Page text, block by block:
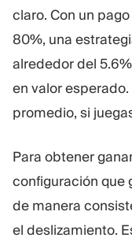
claro. Con un
80%, una
alrededor del
en valor
promedio, si
Para obtener
configuración que
de manera
el deslizamiento.